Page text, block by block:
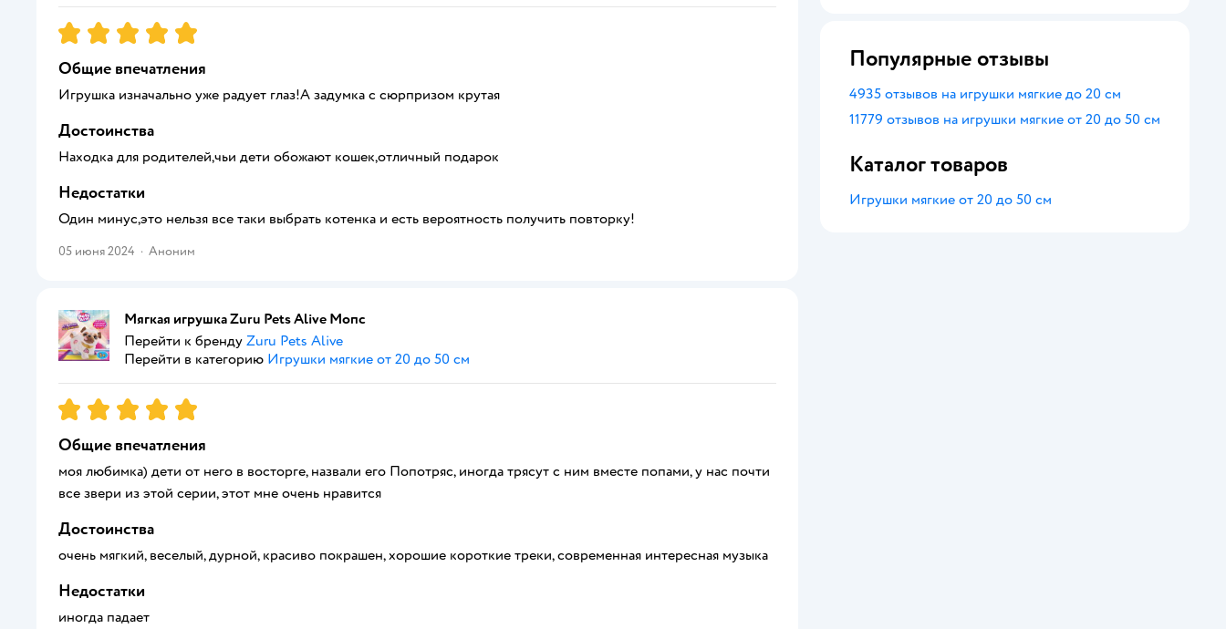
Рейтинг:5
Общие впечатления
Игрушка изначально уже радует глаз!А задумка с сюрпризом крутая
Достоинства
Находка для родителей,чьи дети обожают кошек,отличный подарок
Недостатки
Один минус,это нельзя все таки выбрать котенка и есть вероятность получить повторку!
05 июня 2024 · Аноним
Мягкая игрушка Zuru Pets Alive Мопс
Перейти к бренду Zuru Pets Alive
Перейти в категорию Игрушки мягкие от 20 до 50 см
Рейтинг:5
Общие впечатления
моя любимка) дети от него в восторге, назвали его Попотряс, иногда трясут с ним вместе попами, у нас почти
все звери из этой серии, этот мне очень нравится
Достоинства
очень мягкий, веселый, дурной, красиво покрашен, хорошие короткие треки, современная интересная музыка
Недостатки
иногда падает
Популярные отзывы
4935 отзывов на игрушки мягкие до 20 см
11779 отзывов на игрушки мягкие от 20 до 50 см
Каталог товаров
Игрушки мягкие от 20 до 50 см